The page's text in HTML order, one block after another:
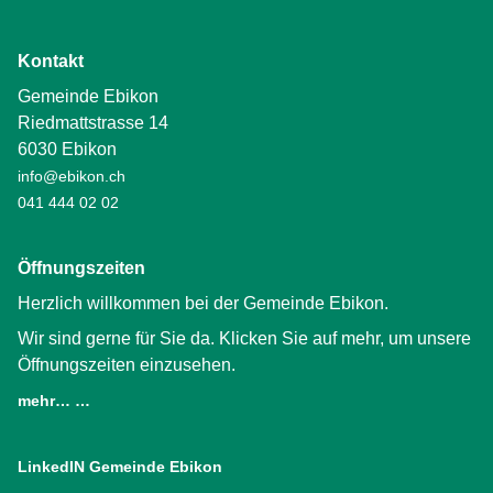
Kontakt
Gemeinde Ebikon
Riedmattstrasse 14
6030 Ebikon
info@ebikon.ch
041 444 02 02
Öffnungszeiten
Herzlich willkommen bei der Gemeinde Ebikon.
Wir sind gerne für Sie da. Klicken Sie auf mehr, um unsere
Öffnungszeiten einzusehen.
mehr… …
LinkedIN Gemeinde Ebikon